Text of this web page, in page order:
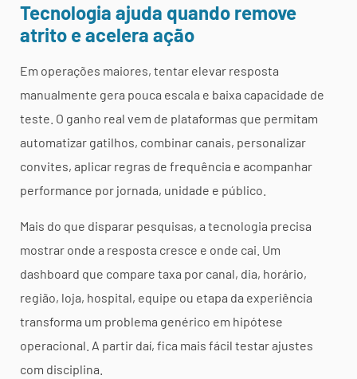
Tecnologia ajuda quando remove
atrito e acelera ação
Em operações maiores, tentar elevar resposta
manualmente gera pouca escala e baixa capacidade de
teste. O ganho real vem de plataformas que permitam
automatizar gatilhos, combinar canais, personalizar
convites, aplicar regras de frequência e acompanhar
performance por jornada, unidade e público.
Mais do que disparar pesquisas, a tecnologia precisa
mostrar onde a resposta cresce e onde cai. Um
dashboard que compare taxa por canal, dia, horário,
região, loja, hospital, equipe ou etapa da experiência
transforma um problema genérico em hipótese
operacional. A partir daí, fica mais fácil testar ajustes
com disciplina.